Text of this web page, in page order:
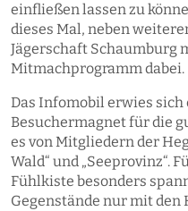
einfließen lassen zu
dieses Mal, neben
Jägerschaft Schaumburg
Mitmachprogramm dabei.
Das Infomobil erwies
Besuchermagnet für die
es von Mitgliedern der
Wald“ und „Seeprovinz“.
Fühlkiste besonders
Gegenstände nur mit den